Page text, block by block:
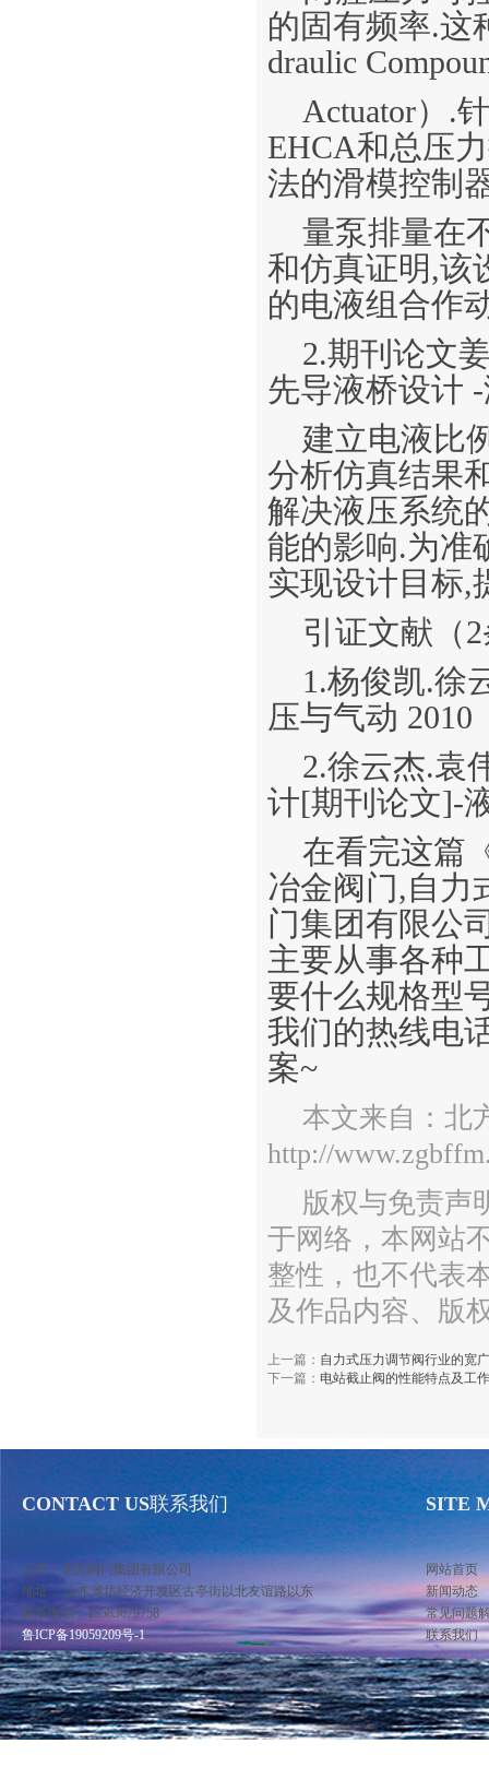
的固有频率.这
draulic
Actuator）.
EHCA和总压
法的滑模控制
量泵排量在
和仿真证明,该
的电液组合作
2.期刊论文
先导液桥设计
建立电液比
分析仿真结果
解决液压系统
能的影响.为准
实现设计目标,
引证文献（
1.杨俊凯.徐
压与气动 2010
2.徐云杰.袁
计[期刊论文]-
在看完这篇
冶金阀门,自力
门集团有限公
主要从事各种
要什么规格型
我们的热线电
案~
本文来自：北
http://
版权与免责声
于网络，本网站
整性，也不代表
及作品内容、版
上一篇： 自力式压力调节阀行业的宽
下一篇： 电站截止阀的性能特点及工
CONTACT US联系我们
公司：北方阀门集团有限公司
地址： 山东潍坊经济开发区古亭街以北友谊路以东
联系电话：13583679758
鲁ICP备19059209号-1
SITE
网站首页
新闻动态
常见问题
联系我们